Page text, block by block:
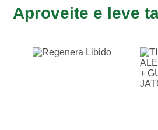
Aproveite e leve